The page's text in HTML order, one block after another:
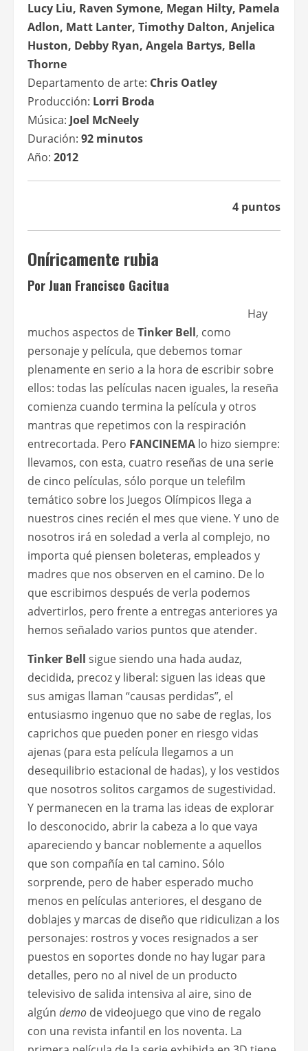
Lucy Liu, Raven Symone, Megan Hilty, Pamela
Adlon, Matt Lanter, Timothy Dalton, Anjelica
Huston, Debby Ryan, Angela Bartys, Bella
Thorne
Departamento de arte: Chris Oatley
Producción: Lorri Broda
Música: Joel McNeely
Duración: 92 minutos
Año: 2012
4 puntos
Oníricamente rubia
Por Juan Francisco Gacitua
Hay
muchos aspectos deTinker Bell, como
personaje y película, que debemos tomar
plenamente en serio a la hora de escribir sobre
ellos: todas las películas nacen iguales, la reseña
comienza cuando termina la película y otros
mantras que repetimos con la respiración
entrecortada. Pero FANCINEMA lo hizo siempre:
llevamos, con esta, cuatro reseñas de una serie
de cinco películas, sólo porque un telefilm
temático sobre los Juegos Olímpicos llega a
nuestros cines recién el mes que viene. Y uno de
nosotros irá en soledad a verla al complejo, no
importa qué piensen boleteras, empleados y
madres que nos observen en el camino. De lo
que escribimos después de verla podemos
advertirlos, pero frente a entregas anteriores ya
hemos señalado varios puntos que atender.
Tinker Bell sigue siendo una hada audaz,
decidida, precoz y liberal: siguen las ideas que
sus amigas llaman “causas perdidas”, el
entusiasmo ingenuo que no sabe de reglas, los
caprichos que pueden poner en riesgo vidas
ajenas (para esta película llegamos a un
desequilibrio estacional de hadas), y los vestidos
que nosotros solitos cargamos de sugestividad.
Y permanecen en la trama las ideas de explorar
lo desconocido, abrir la cabeza a lo que vaya
apareciendo y bancar noblemente a aquellos
que son compañía en tal camino. Sólo
sorprende, pero de haber esperado mucho
menos en películas anteriores, el desgano de
doblajes y marcas de diseño que ridiculizan a los
personajes: rostros y voces resignados a ser
puestos en soportes donde no hay lugar para
detalles, pero no al nivel de un producto
televisivo de salida intensiva al aire, sino de
algún demo de videojuego que vino de regalo
con una revista infantil en los noventa. La